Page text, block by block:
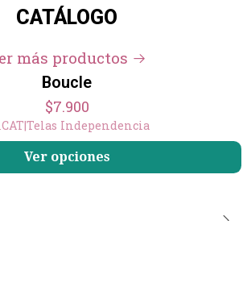
CATÁLOGO
más productos
Boucle
$7.900
|Telas Independencia
Ver opciones